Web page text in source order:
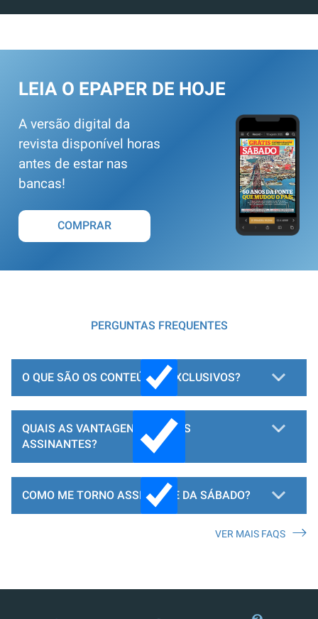
LEIA O EPAPER DE HOJE
A versão digital da
revista disponível horas
antes de estar nas
bancas!
COMPRAR
PERGUNTAS FREQUENTES
O QUE SÃO OS CONTEÚDOS EXCLUSIVOS?
QUAIS AS VANTAGENS PARA OS
ASSINANTES?
COMO ME TORNO ASSINANTE DA SÁBADO?
VER MAIS FAQS